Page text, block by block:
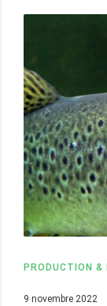
PRODUCTION &
9 novembre 2022